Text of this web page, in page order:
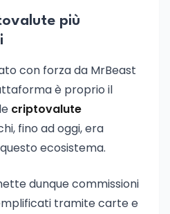
più
con forza da MrBeast
è proprio il
criptovalute
fino ad oggi, era
ecosistema.
dunque commissioni
tramite carte e